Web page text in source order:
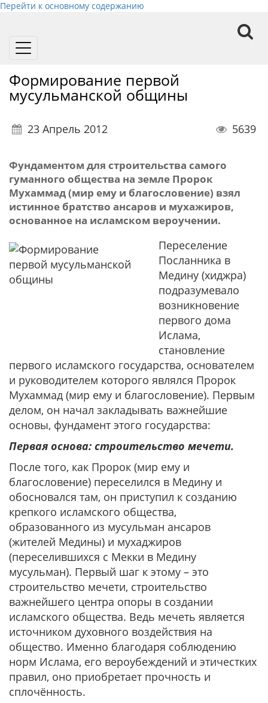
Перейти к основному содержанию
Toggle
Формирование первой
мусульманской общины
23 Апрель 2012 5639
Фундаментом для строительства самого
гуманного общества на земле Пророк
Мухаммад (мир ему и благословение) взял
истинное братство ансаров и мухажиров,
основанное на исламском вероучении.
Переселение
Посланника в
Медину (хиджра)
подразумевало
возникновение
первого дома
Ислама,
становление
первого исламского государства, основателем
и руководителем которого являлся Пророк
Мухаммад (мир ему и благословение). Первым
делом, он начал закладывать важнейшие
основы, фундамент этого государства:
Первая основа: строительство мечети.
После того, как Пророк (мир ему и
благословение) переселился в Медину и
обосновался там, он приступил к созданию
крепкого исламского общества,
образованного из мусульман ансаров
(жителей Медины) и мухаджиров
(переселившихся с Мекки в Медину
мусульман). Первый шаг к этому – это
строительство мечети, строительство
важнейшего центра опоры в создании
исламского общества. Ведь мечеть является
источником духовного воздействия на
общество. Именно благодаря соблюдению
норм Ислама, его вероубеждений и этичестких
правил, оно приобретает прочность и
сплочённость.